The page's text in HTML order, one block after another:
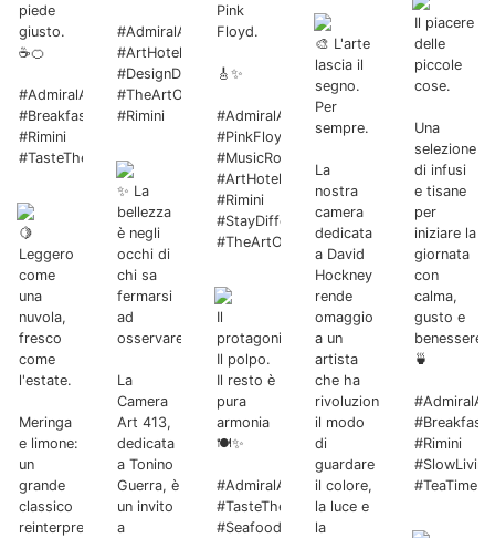
piede
giusto.
☕🍊
#AdmiralArtHotel
#BreakfastExperience
#Rimini
#TasteTheArt
🍋
Leggero
come
una
nuvola,
fresco
come
l'estate.
Meringa
e limone:
un
grande
classico
reinterpretato
#AdmiralArtHotel
#ArtHotel
#DesignDetails
#TheArtOfHospitality
#Rimini
✨ La
bellezza
è negli
occhi di
chi sa
fermarsi
ad
osservare.
La
Camera
Art 413,
dedicata
a Tonino
Guerra, è
un invito
a
Pink
Floyd.
🎸✨
#AdmiralArtHotel
#PinkFloyd
#MusicRoom
#ArtHotel
#Rimini
#StayDifferent
#TheArtOfHospitality
Il
protagonista?
Il polpo.
Il resto è
pura
armonia
🍽️✨
#AdmiralArtHotel
#TasteTheArt
#Seafood
🎨 L'arte
lascia il
segno.
Per
sempre.
La
nostra
camera
dedicata
a David
Hockney
rende
omaggio
a un
artista
che ha
rivoluzionato
il modo
di
guardare
il colore,
la luce e
la
Il piacere
delle
piccole
cose.
Una
selezione
di infusi
e tisane
per
iniziare la
giornata
con
calma,
gusto e
benessere.
🍵
#Rimini
#SlowLiving
#TeaTime